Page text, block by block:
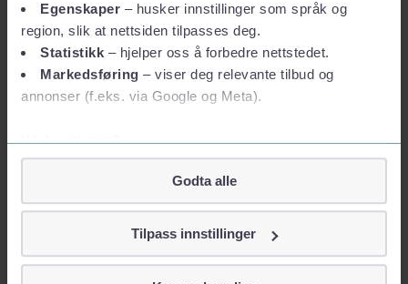
Egenskaper – husker innstillinger som språk og
region, slik at nettsiden tilpasses deg.
Statistikk – hjelper oss å forbedre nettstedet.
Markedsføring – viser deg relevante tilbud og
annonser (f.eks. via Google og Meta).
Vil du vite mer?
Om informasjonskapsler
Googles retningslinjer for personvern
Vi tar ditt personvern på alvor
identifiserer deg, som navn eller telefonnummer.
Godta alle
Tilpass innstillinger